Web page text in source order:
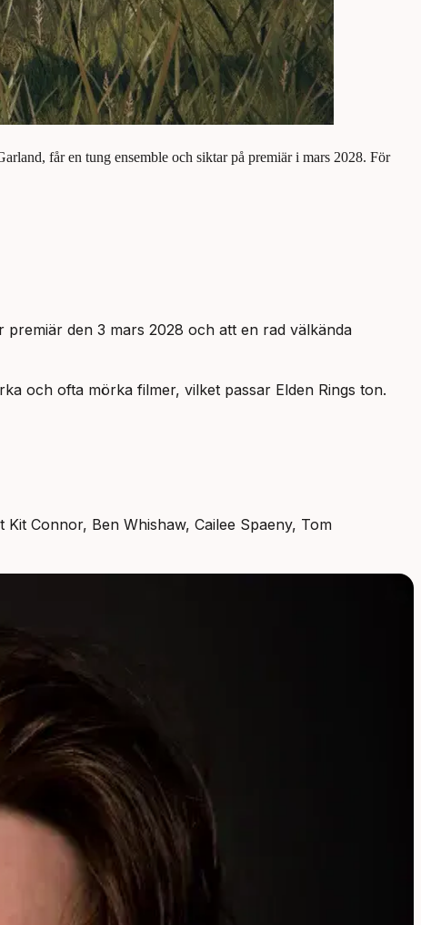
får en tung ensemble och siktar på premiär i mars 2028. För
den 3 mars 2028 och att en rad välkända
och ofta mörka filmer, vilket passar Elden Rings ton.
Connor, Ben Whishaw, Cailee Spaeny, Tom